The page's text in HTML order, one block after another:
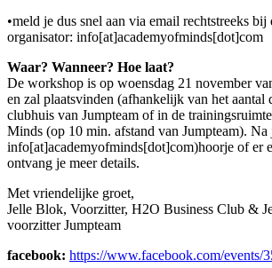
•meld je dus snel aan via email rechtstreeks
organisator: info[at]academyofminds[dot]com
Waar? Wanneer? Hoe laat?
De workshop is op woensdag 21 november
en zal plaatsvinden (afhankelijk van het aantal
clubhuis van Jumpteam of in de
Minds (op 10 min. afstand van Jumpteam). Na
info[at]academyofminds[dot]com)hoorje of er
ontvang je meer details.
Met vriendelijke groet,
Jelle Blok, Voorzitter, H2O Business Club &
voorzitter Jumpteam
facebook: https://www.facebook.com/events/